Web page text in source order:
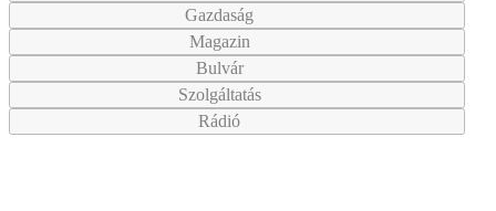
Gazdaság
Magazin
Bulvár
Szolgáltatás
Rádió